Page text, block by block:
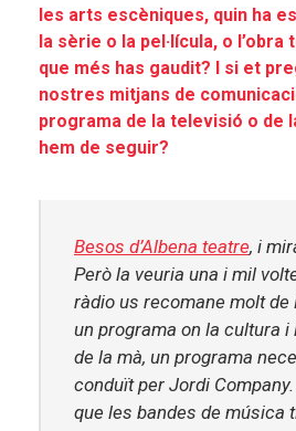
les arts escèniques, quin ha
la sèrie o la pel·lícula, o
que més has gaudit? I si et
nostres mitjans de
programa de la televisió o de
hem de seguir?
Besos d’Albena teatre, i
Però la veuria una i mil
ràdio us recomane molt de
un programa on la cultura i
de la mà, un programa
conduït per Jordi
que les bandes de música